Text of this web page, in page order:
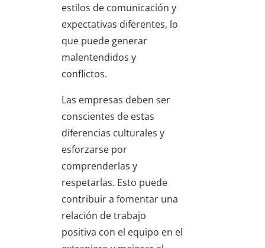
estilos de comunicación y
expectativas diferentes, lo
que puede generar
malentendidos y
conflictos.
Las empresas deben ser
conscientes de estas
diferencias culturales y
esforzarse por
comprenderlas y
respetarlas. Esto puede
contribuir a fomentar una
relación de trabajo
positiva con el equipo en el